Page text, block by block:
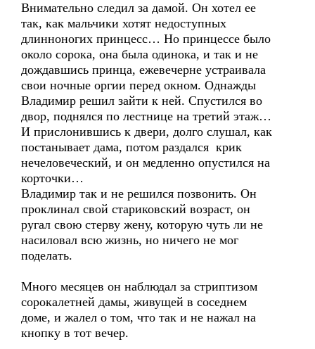
Внимательно следил за дамой. Он хотел ее
так, как мальчики хотят недоступных
длинноногих принцесс… Но принцессе было
около сорока, она была одинока, и так и не
дождавшись принца, ежевечерне устраивала
свои ночные оргии перед окном. Однажды
Владимир решил зайти к ней. Спустился во
двор, поднялся по лестнице на третий этаж…
И прислонившись к двери, долго слушал, как
постанывает дама, потом раздался крик
нечеловеческий, и он медленно опустился на
корточки…
Владимир так и не решился позвонить. Он
проклинал свой стариковский возраст, он
ругал свою стерву жену, которую чуть ли не
насиловал всю жизнь, но ничего не мог
поделать.
Много месяцев он наблюдал за стриптизом
сорокалетней дамы, живущей в соседнем
доме, и жалел о том, что так и не нажал на
кнопку в тот вечер.